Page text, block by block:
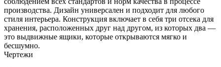
производства. Дизайн универсален и подходит для любого
стиля интерьера. Конструкция включает в себя три отсека для
хранения, расположенных друг над другом, из которых два —
это выдвижные ящики, которые открываются мягко и
бесшумно.
Чертежи